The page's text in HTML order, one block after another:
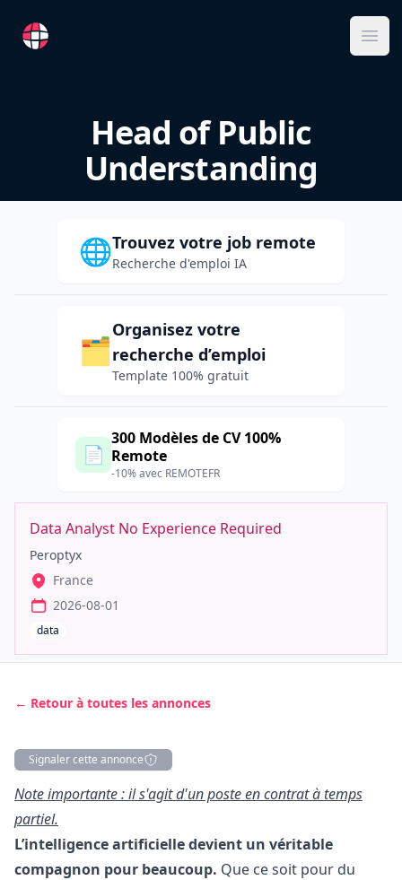
RemoteFR
Head of Public
Understanding
🌐Trouvez votre job remote
Recherche d'emploi IA
🗂️
Organisez votre
recherche d’emploi
Template 100% gratuit
📄
300 Modèles de CV 100%
Remote
-10% avec REMOTEFR
Data Analyst No Experience Required
Peroptyx
France
2026-08-01
data
← Retour à toutes les annonces
Signaler cette annonce
Description
Note importante : il s'agit d'un poste en contrat à temps
partiel.
L’intelligence artificielle devient un véritable
compagnon pour beaucoup. Que ce soit pour du